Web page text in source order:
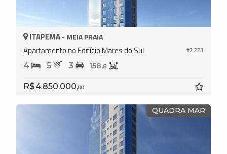
#2.223
ITAPEMA - MEIA PRAIA
Apartamento no Edifício Mares do Sul
4 5 3 158,8
R$ 4.850.000,00
QUADRA MAR